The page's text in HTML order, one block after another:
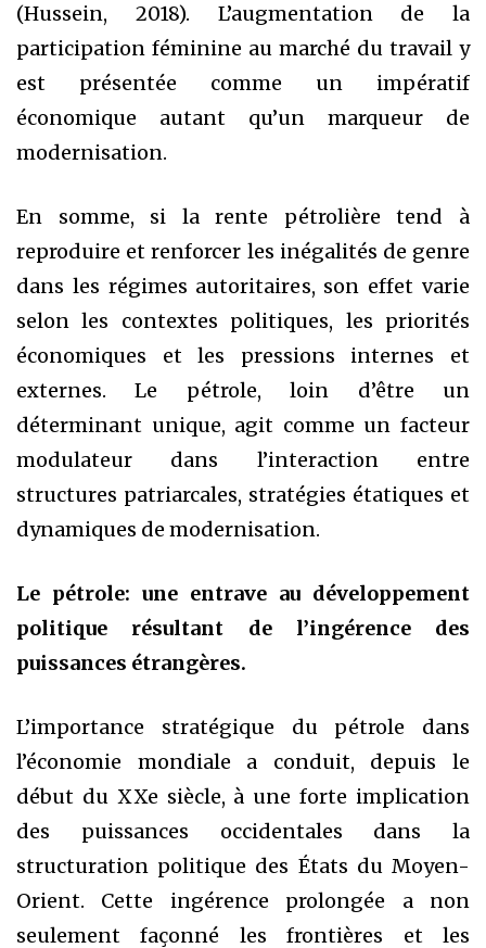
(Hussein, 2018). L’augmentation de la
participation féminine au marché du travail y
est présentée comme un impératif
économique autant qu’un marqueur de
modernisation.
En somme, si la rente pétrolière tend à
reproduire et renforcer les inégalités de genre
dans les régimes autoritaires, son effet varie
selon les contextes politiques, les priorités
économiques et les pressions internes et
externes. Le pétrole, loin d’être un
déterminant unique, agit comme un facteur
modulateur dans l’interaction entre
structures patriarcales, stratégies étatiques et
dynamiques de modernisation.
Le pétrole: une entrave au développement
politique résultant de l’ingérence des
puissances étrangères.
L’importance stratégique du pétrole dans
l’économie mondiale a conduit, depuis le
début du XXe siècle, à une forte implication
des puissances occidentales dans la
structuration politique des États du Moyen-
Orient. Cette ingérence prolongée a non
seulement façonné les frontières et les